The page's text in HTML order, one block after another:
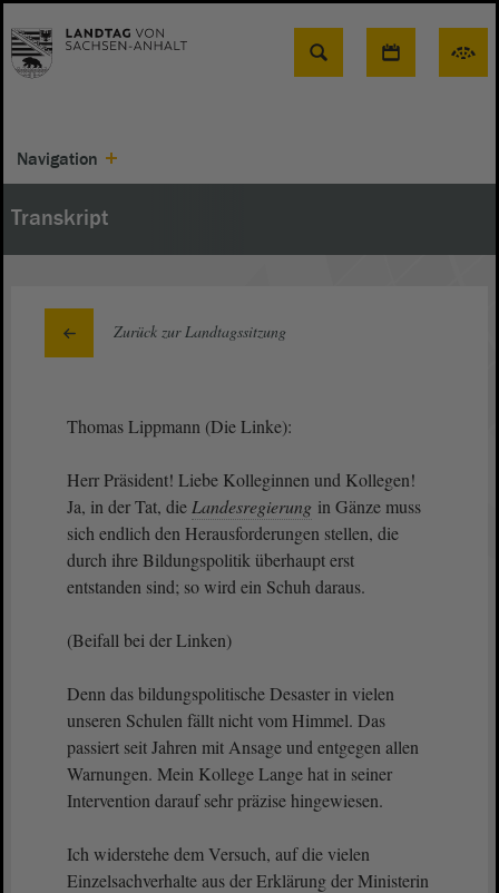
Suche
Navigation
Transkript
Zurück zur Landtagssitzung
Thomas Lippmann (Die Linke):
Herr Präsident! Liebe Kolleginnen und Kollegen!
Ja, in der Tat, die Landesregierung in Gänze muss
sich endlich den Herausforderungen stellen, die
durch ihre Bildungspolitik überhaupt erst
entstanden sind; so wird ein Schuh daraus.
(Beifall bei der Linken)
Denn das bildungspolitische Desaster in vielen
unseren Schulen fällt nicht vom Himmel. Das
passiert seit Jahren mit Ansage und entgegen allen
Warnungen. Mein Kollege Lange hat in seiner
Intervention darauf sehr präzise hingewiesen.
Ich widerstehe dem Versuch, auf die vielen
Einzelsachverhalte aus der Erklärung der Ministerin